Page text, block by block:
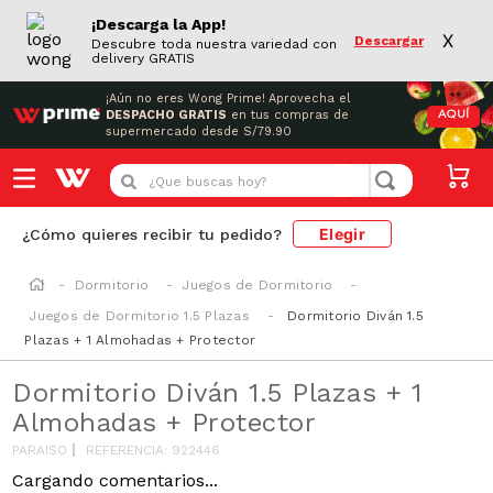
¡Descarga la App!
Descubre toda nuestra variedad con
delivery GRATIS
Descargar X
¡Aún no eres Wong Prime! Aprovecha el
DESPACHO GRATIS en tus compras de
supermercado desde S/79.90
AQUÍ
¿Que buscas hoy?
¿Cómo quieres recibir tu pedido? Elegir
Dormitorio
Juegos de Dormitorio
Juegos de Dormitorio 1.5 Plazas
Dormitorio Diván 1.5
Plazas + 1 Almohadas + Protector
Dormitorio Diván 1.5 Plazas + 1
Almohadas + Protector
PARAISO REFERENCIA: 922446
Cargando comentarios...